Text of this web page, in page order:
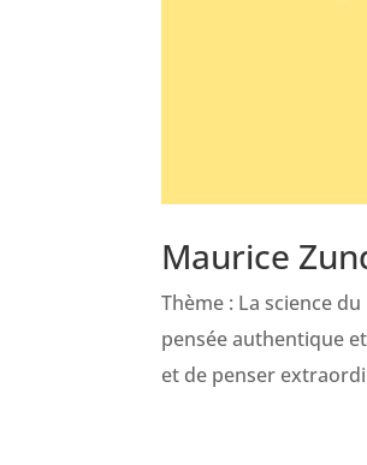
Maurice
Thème : La science
pensée authentique
et de penser